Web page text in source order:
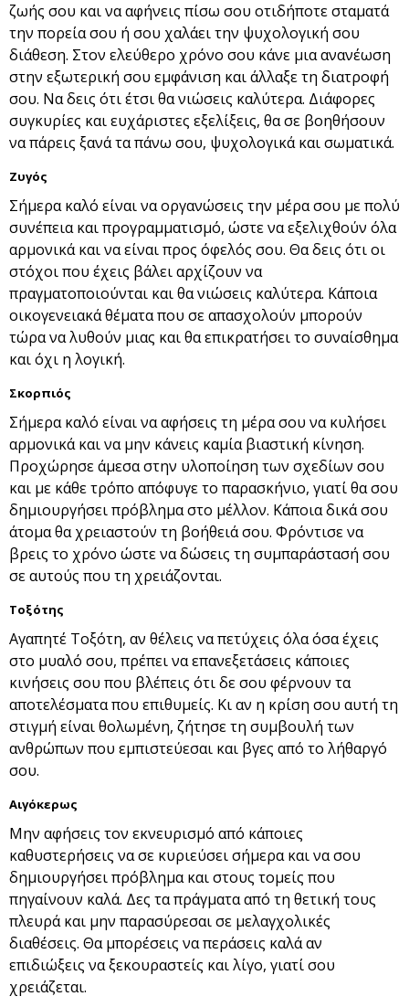
ζωής σου και να αφήνεις πίσω σου οτιδήποτε σταματά
την πορεία σου ή σου χαλάει την ψυχολογική σου
διάθεση. Στον ελεύθερο χρόνο σου κάνε μια ανανέωση
στην εξωτερική σου εμφάνιση και άλλαξε τη διατροφή
σου. Να δεις ότι έτσι θα νιώσεις καλύτερα. Διάφορες
συγκυρίες και ευχάριστες εξελίξεις, θα σε βοηθήσουν
να πάρεις ξανά τα πάνω σου, ψυχολογικά και σωματικά.
Ζυγός
Σήμερα καλό είναι να οργανώσεις την μέρα σου με πολύ
συνέπεια και προγραμματισμό, ώστε να εξελιχθούν όλα
αρμονικά και να είναι προς όφελός σου. Θα δεις ότι οι
στόχοι που έχεις βάλει αρχίζουν να
πραγματοποιούνται και θα νιώσεις καλύτερα. Κάποια
οικογενειακά θέματα που σε απασχολούν μπορούν
τώρα να λυθούν μιας και θα επικρατήσει το συναίσθημα
και όχι η λογική.
Σκορπιός
Σήμερα καλό είναι να αφήσεις τη μέρα σου να κυλήσει
αρμονικά και να μην κάνεις καμία βιαστική κίνηση.
Προχώρησε άμεσα στην υλοποίηση των σχεδίων σου
και με κάθε τρόπο απόφυγε το παρασκήνιο, γιατί θα σου
δημιουργήσει πρόβλημα στο μέλλον. Κάποια δικά σου
άτομα θα χρειαστούν τη βοήθειά σου. Φρόντισε να
βρεις το χρόνο ώστε να δώσεις τη συμπαράστασή σου
σε αυτούς που τη χρειάζονται.
Τοξότης
Αγαπητέ Τοξότη, αν θέλεις να πετύχεις όλα όσα έχεις
στο μυαλό σου, πρέπει να επανεξετάσεις κάποιες
κινήσεις σου που βλέπεις ότι δε σου φέρνουν τα
αποτελέσματα που επιθυμείς. Κι αν η κρίση σου αυτή τη
στιγμή είναι θολωμένη, ζήτησε τη συμβουλή των
ανθρώπων που εμπιστεύεσαι και βγες από το λήθαργό
σου.
Αιγόκερως
Μην αφήσεις τον εκνευρισμό από κάποιες
καθυστερήσεις να σε κυριεύσει σήμερα και να σου
δημιουργήσει πρόβλημα και στους τομείς που
πηγαίνουν καλά. Δες τα πράγματα από τη θετική τους
πλευρά και μην παρασύρεσαι σε μελαγχολικές
διαθέσεις. Θα μπορέσεις να περάσεις καλά αν
επιδιώξεις να ξεκουραστείς και λίγο, γιατί σου
χρειάζεται.